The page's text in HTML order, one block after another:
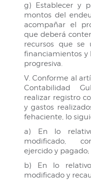
g) Establecer y
montos del
acompañar el
que deberá
recursos que
financiamientos y
progresiva.
V. Conforme al
Contabilidad
realizar registro
y gastos
fehaciente, lo
a) En lo
modificado,
ejercido y pagado;
b) En lo
modificado y